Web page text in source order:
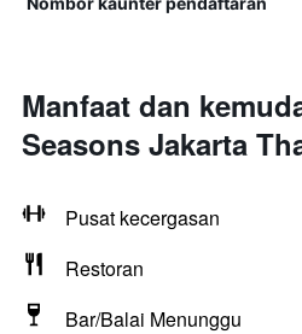
Manfaat dan
Seasons Jakarta
Pusat kecergasan
Restoran
Bar/Balai Menunggu